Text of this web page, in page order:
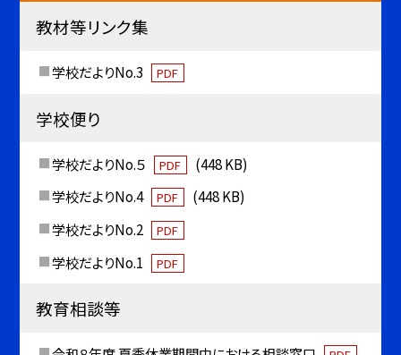
教材等リンク集
学校だよりNo.3 PDF
学校便り
学校だよりNo.５ PDF
(448 KB)
学校だよりNo.4
PDF
(448 KB)
学校だよりNo.2
PDF
学校だよりNo.1 PDF
教育相談等